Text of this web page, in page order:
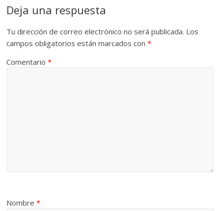
Deja una respuesta
Tu dirección de correo electrónico no será publicada. Los
campos obligatorios están marcados con*
Comentario*
Nombre*